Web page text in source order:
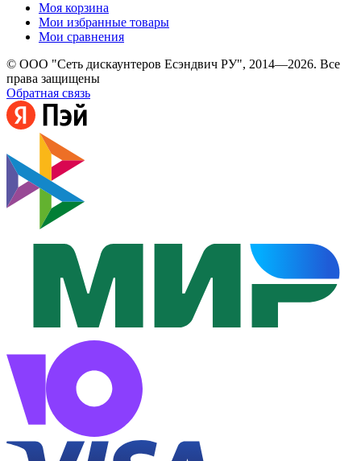
Моя корзина
Мои избранные товары
Мои сравнения
© ООО "Сеть дискаунтеров Есэндвич РУ", 2014—2026. Все
права защищены
Обратная связь